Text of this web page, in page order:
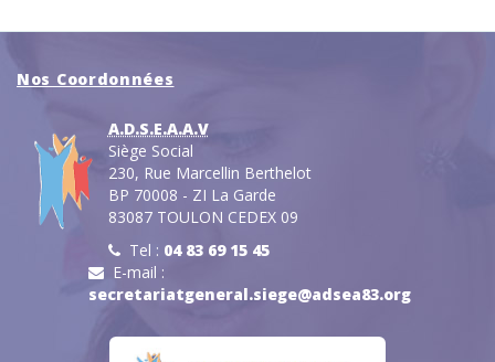
Nos Coordonnées
A.D.S.E.A.A.V
Siège Social
230, Rue Marcellin Berthelot
BP 70008 - ZI La Garde
83087 TOULON CEDEX 09
Tel : 04 83 69 15 45
E-mail :
secretariatgeneral.siege@adsea83.org